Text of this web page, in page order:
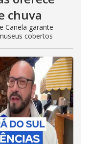
chuva
Canela garante
cobertos